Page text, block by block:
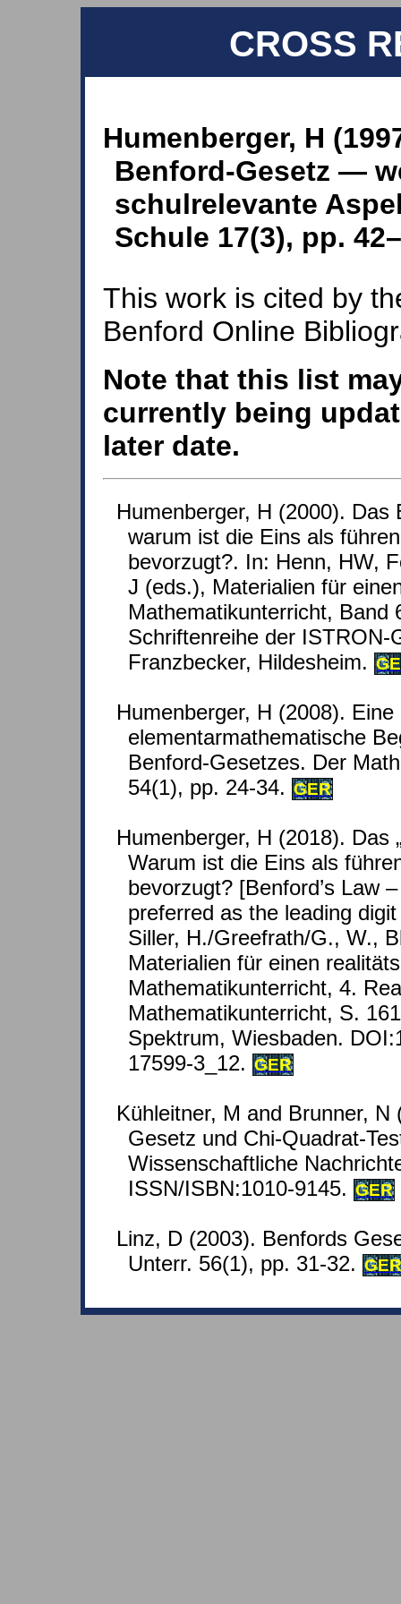
CROSS
Humenberger, H
Benford-Gesetz —
schulrelevante
Schule 17(3), pp.
This work is cited by
Benford Online
Note that this list
currently being
later date.
Humenberger, H (2000).
warum ist die Eins als
bevorzugt?. In: Henn, HW,
J (eds.), Materialien für
Mathematikunterricht, Band
Schriftenreihe der ISTRON-
Franzbecker, Hildesheim.
Humenberger, H (2008). Eine
elementarmathematische
Benford-Gesetzes. Der
54(1), pp. 24-34. GER
Humenberger, H (2018). Das
Warum ist die Eins als
bevorzugt? [Benford’s Law
preferred as the leading
Siller, H./Greefrath/G., W.,
Materialien für einen
Mathematikunterricht, 4.
Mathematikunterricht, S.
Spektrum, Wiesbaden.
17599-3_12. GER
Kühleitner, M and Brunner, N
Gesetz und Chi-Quadrat-
Wissenschaftliche
ISSN/ISBN:1010-9145. GER
Linz, D (2003). Benfords
Unterr. 56(1), pp. 31-32. GER